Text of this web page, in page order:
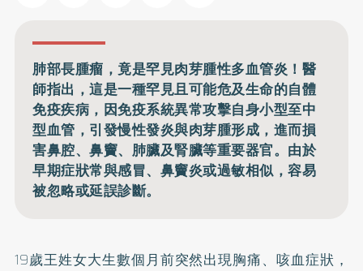
肺部長腫瘤，竟是罕見肉芽腫性多血管炎！醫
師指出，這是一種罕見且可能危及生命的自體
免疫疾病，因免疫系統異常攻擊自身小型至中
型血管，引發慢性發炎與肉芽腫形成，進而損
害鼻腔、鼻竇、肺臟及腎臟等重要器官。由於
早期症狀常與感冒、鼻竇炎或過敏相似，容易
被忽略或延誤診斷。
19歲王姓女大生數個月前突然出現胸痛、咳血症狀，